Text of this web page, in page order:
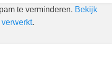
te verminderen. Bekijk
.